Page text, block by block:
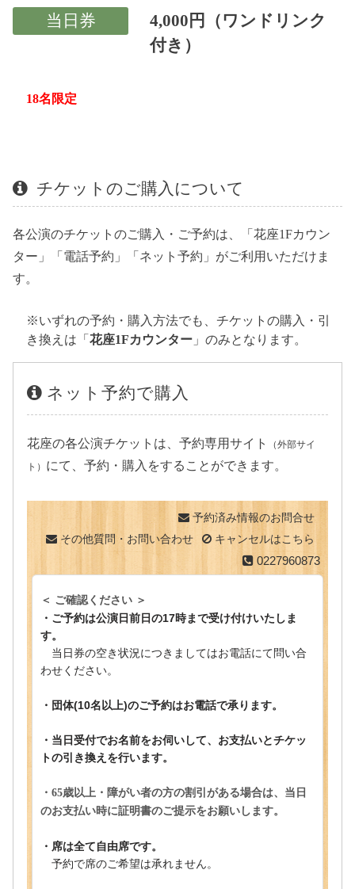
当日券
4,000円（ワンドリンク
付き）
18名限定
チケットのご購入について
各公演のチケットのご購入・ご予約は、「花座1Fカウン
ター」「電話予約」「ネット予約」がご利用いただけま
す。
※いずれの予約・購入方法でも、チケットの購入・引
き換えは「花座1Fカウンター」のみとなります。
ネット予約で購入
花座の各公演チケットは、予約専用サイト
（外部サイ
ト） にて、予約・購入をすることができます。